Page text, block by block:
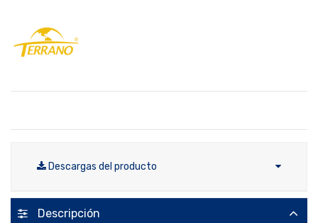
Descargas del producto
Descripción